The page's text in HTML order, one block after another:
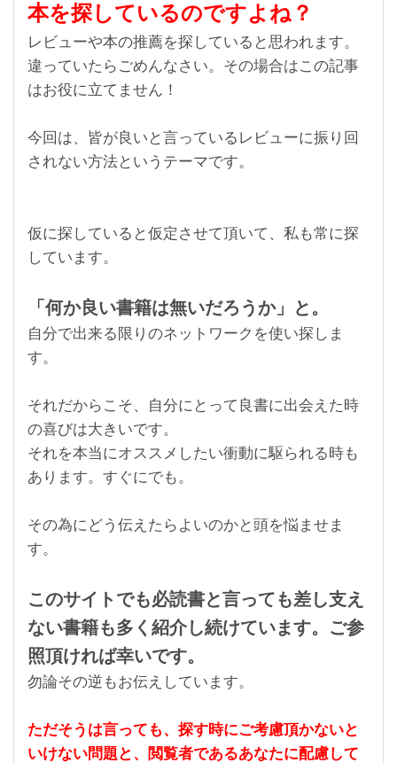
本を探しているのですよね？
レビューや本の推薦を探していると思われます。
違っていたらごめんなさい。その場合はこの記事
はお役に立てません！
今回は、皆が良いと言っているレビューに振り回
されない方法というテーマです。
仮に探していると仮定させて頂いて、私も常に探
しています。
「何か良い書籍は無いだろうか」と。
自分で出来る限りのネットワークを使い探しま
す。
それだからこそ、自分にとって良書に出会えた時
の喜びは大きいです。
それを本当にオススメしたい衝動に駆られる時も
あります。すぐにでも。
その為にどう伝えたらよいのかと頭を悩ませま
す。
このサイトでも必読書と言っても差し支え
ない書籍も多く紹介し続けています。ご参
照頂ければ幸いです。
勿論その逆もお伝えしています。
ただそうは言っても、探す時にご考慮頂かないと
いけない問題と、閲覧者であるあなたに配慮して